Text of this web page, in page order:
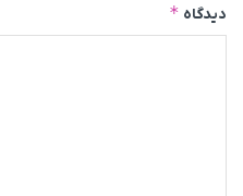
دیدگاه *